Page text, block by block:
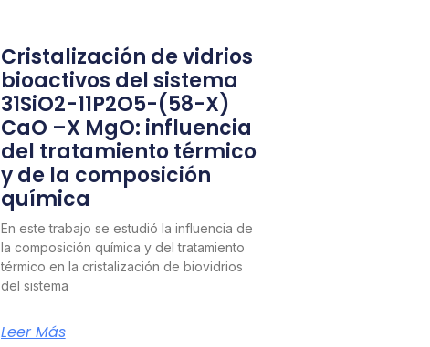
Cristalización de vidrios
bioactivos del sistema
31SiO2-11P2O5-(58-X)
CaO –X MgO: influencia
del tratamiento térmico
y de la composición
química
En este trabajo se estudió la influencia de
la composición química y del tratamiento
térmico en la cristalización de biovidrios
del sistema
Leer Más